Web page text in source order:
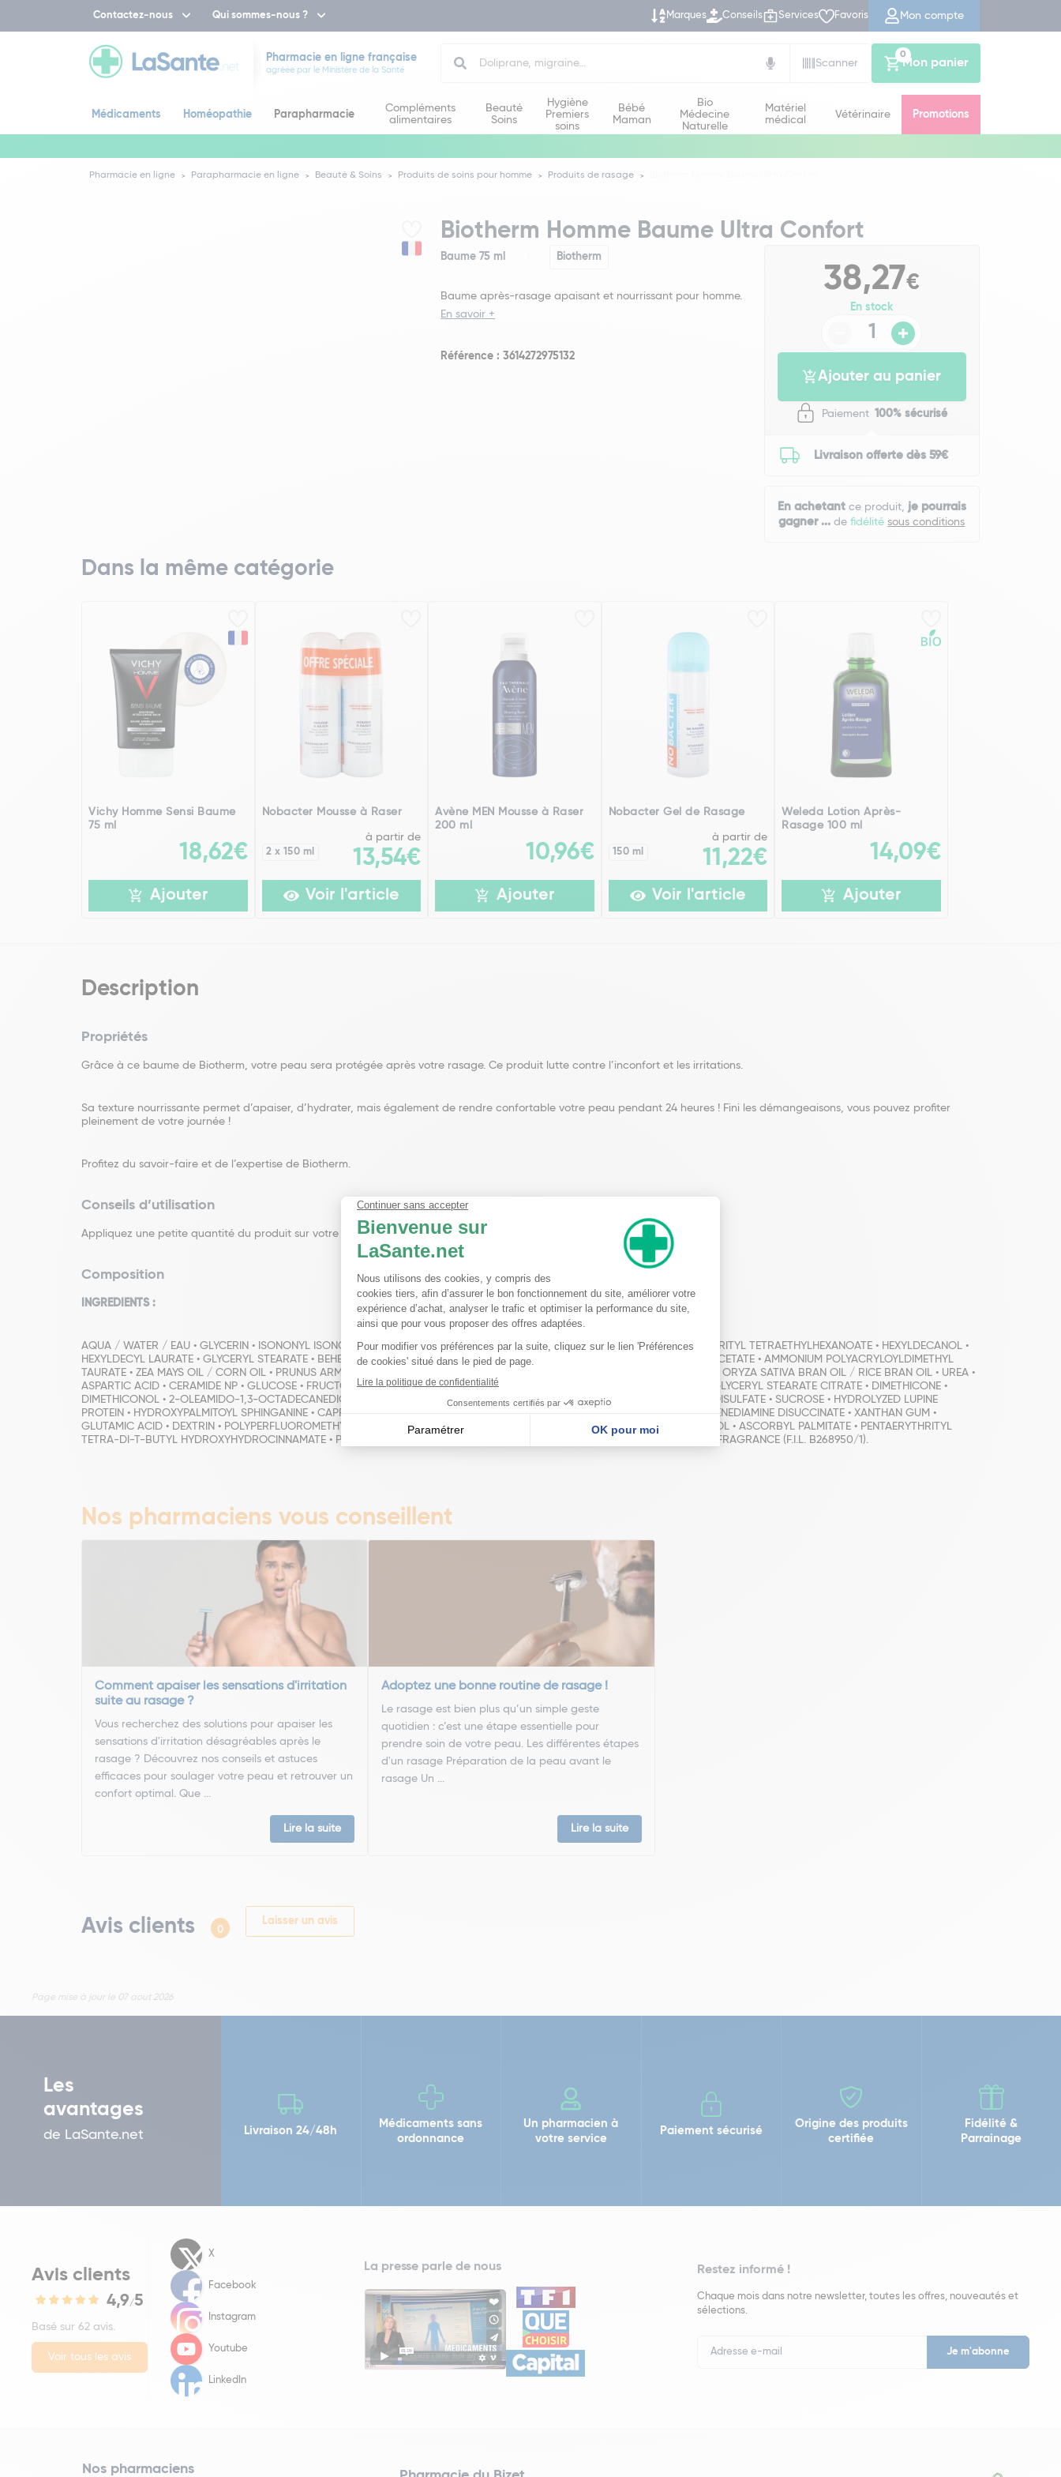
Contactez-nous Qui sommes-nous ? Marques Conseils Services Favoris Mon compte
Pharmacie en ligne française
agréée par le Ministère de la Santé
Scanner
Mon panier
0
Médicaments Homéopathie Parapharmacie
Compléments
alimentaires
Beauté
Soins
Hygiène
Premiers
soins
Bébé
Maman
Bio
Médecine
Naturelle
Matériel
médical
Vétérinaire Promotions
Pharmacie en ligne Parapharmacie en ligne Beauté & Soins Produits de soins pour homme Produits de rasage
Biotherm Homme Baume Ultra Confort
Baume 75 ml Biotherm
Baume après-rasage apaisant et nourrissant pour homme.
En savoir +
Référence : 3614272975132
38,27€
En stock
Ajouter au panier
Paiement 100% sécurisé
Livraison offerte dès 59€
En achetantce produit, je pourrais
gagner ... defidélitésous conditions
Dans la même catégorie
Vichy Homme Sensi Baume
75 ml
18,62€
Ajouter
Nobacter Mousse à Raser
2 x 150 ml
à partir de
13,54€
Voir l'article
Avène MEN Mousse à Raser
200 ml
10,96€
Ajouter
Nobacter Gel de Rasage
150 ml
à partir de
11,22€
Voir l'article
Weleda Lotion Après-
Rasage 100 ml
14,09€
Ajouter
Description
Propriétés
Grâce à ce baume de Biotherm, votre peau sera protégée après votre rasage. Ce produit lutte contre l’inconfort et les irritations.
Sa texture nourrissante permet d’apaiser, d’hydrater, mais également de rendre confortable votre peau pendant 24 heures ! Fini les démangeaisons, vous pouvez profiter
pleinement de votre journée !
Profitez du savoir-faire et de l’expertise de Biotherm.
Conseils d’utilisation
Appliquez une petite quantité du produit sur votre peau tous les jours après votre rasage.
Composition
INGREDIENTS :
AQUA / WATER / EAU • GLYCERIN • ISONONYL ISONONANOATE • SYNTHETIC WAX • COCO-CAPRYLATE/CAPRATE • PENTAERYTHRITYL TETRAETHYLHEXANOATE • HEXYLDECANOL •
HEXYLDECYL LAURATE • GLYCERYL STEARATE • BEHENYL ALCOHOL • ALUMINUM STARCH OCTENYLSUCCINATE • TOCOPHERYL ACETATE • AMMONIUM POLYACRYLOYLDIMETHYL
TAURATE • ZEA MAYS OIL / CORN OIL • PRUNUS ARMENIACA KERNEL OIL / APRICOT KERNEL OIL • PASSIFLORA EDULIS SEED OIL • ORYZA SATIVA BRAN OIL / RICE BRAN OIL • UREA •
ASPARTIC ACID • CERAMIDE NP • GLUCOSE • FRUCTOSE • GLYCERYL LINOLEATE • GLYCERYL LINOLENATE • GLYCERYL OLEATE • GLYCERYL STEARATE CITRATE • DIMETHICONE •
DIMETHICONOL • 2-OLEAMIDO-1,3-OCTADECANEDIOL • CHOLESTEROL • ALANINE • DISODIUM ETHYLENE DICOCAMIDE PEG-15 DISULFATE • SUCROSE • HYDROLYZED LUPINE
PROTEIN • HYDROXYPALMITOYL SPHINGANINE • CAPRYLYL GLYCOL • VITREOSCILLA FERMENT • CITRIC ACID • TRISODIUM ETHYLENEDIAMINE DISUCCINATE • XANTHAN GUM •
GLUTAMIC ACID • DEXTRIN • POLYPERFLUOROMETHYLISOPROPYL ETHER • HEXYL NICOTINATE • HEXYLENE GLYCOL • TOCOPHEROL • ASCORBYL PALMITATE • PENTAERYTHRITYL
TETRA-DI-T-BUTYL HYDROXYHYDROCINNAMATE • PHENOXYETHANOL • LINALOOL • COUMARIN • BENZYL ALCOHOL • PARFUM / FRAGRANCE (F.I.L. B268950/1).
Nos pharmaciens vous conseillent
Comment apaiser les sensations d'irritation
suite au rasage ?
Vous recherchez des solutions pour apaiser les
sensations d'irritation désagréables après le
rasage ? Découvrez nos conseils et astuces
efficaces pour soulager votre peau et retrouver un
confort optimal. Que ...
Lire la suite
Adoptez une bonne routine de rasage !
Le rasage est bien plus qu’un simple geste
quotidien : c’est une étape essentielle pour
prendre soin de votre peau. Les différentes étapes
d'un rasage Préparation de la peau avant le
rasage Un ...
Lire la suite
Avis clients 0
Laisser un avis
Page mise à jour le 07 aout 2026
Les
avantages
de LaSante.net Livraison 24/48h
Médicaments sans
ordonnance
Un pharmacien à
votre service
Paiement sécurisé
Origine des produits
certifiée
Fidélité &
Parrainage
Avis clients
4,9/5
Basé sur 62 avis.
Voir tous les avis
X
Facebook
Instagram
Youtube
LinkedIn
La presse parle de nous Restez informé !
Chaque mois dans notre newsletter, toutes les offres, nouveautés et
sélections.
Newsletter
Nos pharmaciens